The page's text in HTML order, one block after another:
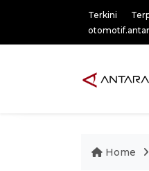
Terkini
Home